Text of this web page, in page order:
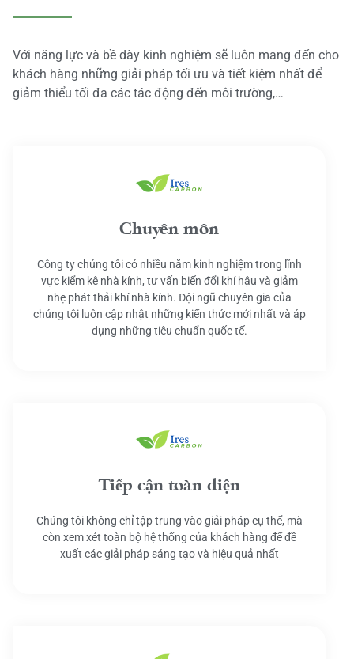
Với năng lực và bề dày kinh nghiệm sẽ luôn mang đến cho
khách hàng những giải pháp tối ưu và tiết kiệm nhất để
giảm thiểu tối đa các tác động đến môi trường,…
Chuyên môn
Công ty chúng tôi có nhiều năm kinh nghiệm trong lĩnh
vực kiểm kê nhà kính, tư vấn biến đổi khí hậu và giảm
nhẹ phát thải khí nhà kính. Đội ngũ chuyên gia của
chúng tôi luôn cập nhật những kiến thức mới nhất và áp
dụng những tiêu chuẩn quốc tế.
Tiếp cận toàn diện
Chúng tôi không chỉ tập trung vào giải pháp cụ thể, mà
còn xem xét toàn bộ hệ thống của khách hàng để đề
xuất các giải pháp sáng tạo và hiệu quả nhất